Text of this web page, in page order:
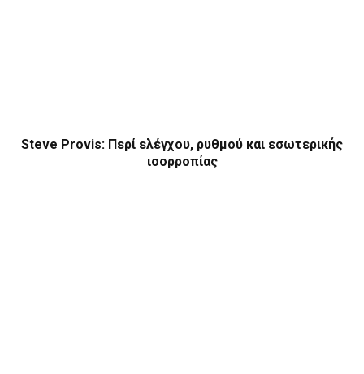
Steve Provis: Περί ελέγχου, ρυθμού και εσωτερικής
ισορροπίας